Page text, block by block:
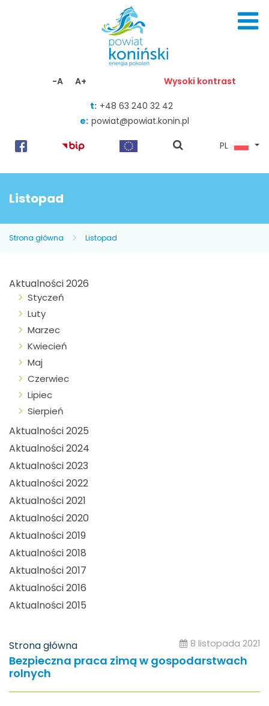
-A A+ Wysoki kontrast
t: +48 63 240 32 42
e: powiat@powiat.konin.pl
pokaż
PL
Listopad
Strona główna Listopad
Aktualności 2026
Styczeń
Luty
Marzec
Kwiecień
Maj
Czerwiec
Lipiec
Sierpień
Aktualności 2025
Aktualności 2024
Aktualności 2023
Aktualności 2022
Aktualności 2021
Aktualności 2020
Aktualności 2019
Aktualności 2018
Aktualności 2017
Aktualności 2016
Aktualności 2015
Strona główna 8 listopada 2021
Bezpieczna praca zimą w gospodarstwach
rolnych